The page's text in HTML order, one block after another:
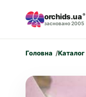
orchids.ua ®
засновано 2005
Головна Каталог